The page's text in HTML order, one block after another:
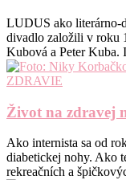
LUDUS ako literárno-
divadlo založili v roku
Kubová a Peter Kuba.
ZDRAVIE
Život na zdravej
Ako internista sa od
diabetickej nohy. Ako
rekreačních a